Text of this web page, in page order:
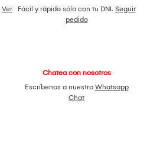
Ver
Fácil y rápido sólo con tu DNI. Seguir
pedido
Chatea con nosotros
Escríbenos a nuestro Whatsapp
Chat